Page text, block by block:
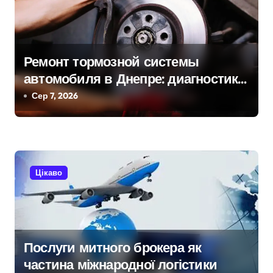
і
в
Ремонт тормозной системы
автомобиля в Днепре: диагностика,
обслуживание и замена деталей
Сер 7, 2026
Цікаво
Послуги митного брокера як
частина міжнародної логістики